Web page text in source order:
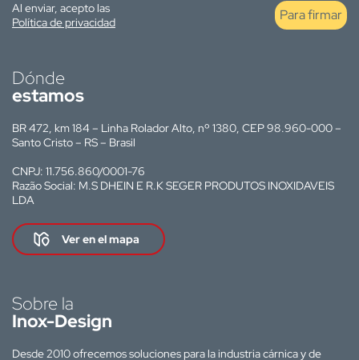
Al enviar, acepto las
Política de privacidad
Para firmar
Dónde
estamos
BR 472, km 184 – Linha Rolador Alto, nº 1380, CEP 98.960-000 –
Santo Cristo – RS – Brasil
CNPJ: 11.756.860/0001-76
Razão Social: M.S DHEIN E R.K SEGER PRODUTOS INOXIDAVEIS
LDA
Ver en el mapa
Sobre la
Inox-Design
Desde 2010 ofrecemos soluciones para la industria cárnica y de